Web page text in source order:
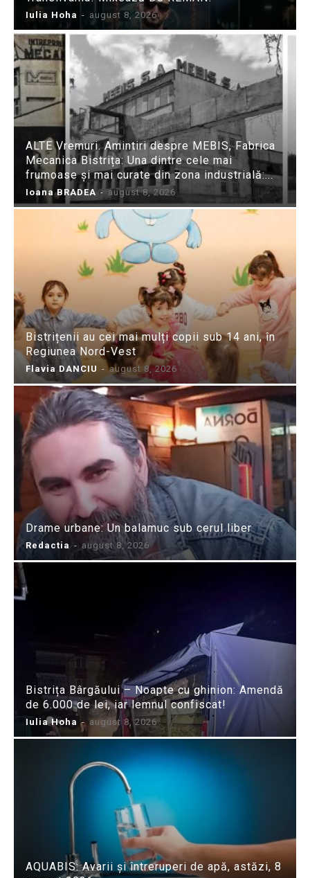
Iulia Hoha - august 8, 2026
ALTE Vremuri. Amintiri despre MEBIS, Fabrica
Mecanica Bistrița: Una dintre cele mai
frumoase și mai curate din zona industrială:...
Ioana BRADEA - august 8, 2026
Bistrițenii au cei mai mulți copii sub 14 ani, în
Regiunea Nord-Vest
Flavia DANCIU - august 8, 2026
Drame urbane: Un balamuc sub cerul liber
Redactia - august 8, 2026
Bistrița Bârgăului – Noapte cu ghinion: Amendă
de 6.000 de lei, iar lemnul confiscat!
Iulia Hoha - august 8, 2026
AQUABIS: Avarii și întreruperi de apă, astăzi, 8